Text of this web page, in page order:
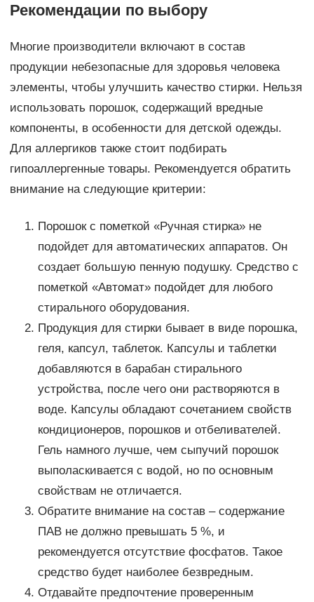
Рекомендации по выбору
Многие производители включают в состав
продукции небезопасные для здоровья человека
элементы, чтобы улучшить качество стирки. Нельзя
использовать порошок, содержащий вредные
компоненты, в особенности для детской одежды.
Для аллергиков также стоит подбирать
гипоаллергенные товары. Рекомендуется обратить
внимание на следующие критерии:
Порошок с пометкой «Ручная стирка» не
подойдет для автоматических аппаратов. Он
создает большую пенную подушку. Средство с
пометкой «Автомат» подойдет для любого
стирального оборудования.
Продукция для стирки бывает в виде порошка,
геля, капсул, таблеток. Капсулы и таблетки
добавляются в барабан стирального
устройства, после чего они растворяются в
воде. Капсулы обладают сочетанием свойств
кондиционеров, порошков и отбеливателей.
Гель намного лучше, чем сыпучий порошок
выполаскивается с водой, но по основным
свойствам не отличается.
Обратите внимание на состав – содержание
ПАВ не должно превышать 5 %, и
рекомендуется отсутствие фосфатов. Такое
средство будет наиболее безвредным.
Отдавайте предпочтение проверенным